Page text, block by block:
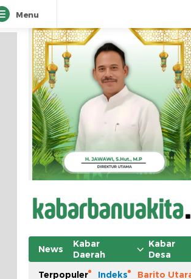
Menu
News
Kabar
Daerah
Kabar
Desa
Terpopuler
Indeks Barito